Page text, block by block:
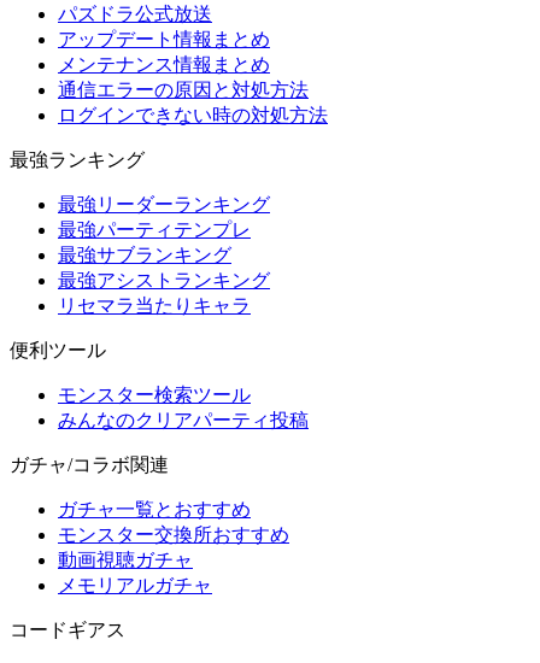
パズドラ公式放送
アップデート情報まとめ
メンテナンス情報まとめ
通信エラーの原因と対処方法
ログインできない時の対処方法
最強ランキング
最強リーダーランキング
最強パーティテンプレ
最強サブランキング
最強アシストランキング
リセマラ当たりキャラ
便利ツール
モンスター検索ツール
みんなのクリアパーティ投稿
ガチャ/コラボ関連
ガチャ一覧とおすすめ
モンスター交換所おすすめ
動画視聴ガチャ
メモリアルガチャ
コードギアス